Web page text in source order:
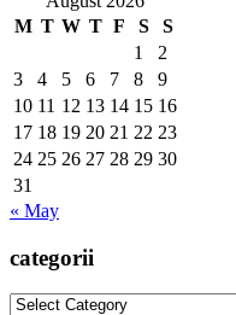
M T W T F S
S
1
2
3
4 5 6 7 8
9
10 11 12 13 14 15 16
17 18 19 20 21 22 23
24 25 26 27 28 29 30
31
« May
categorii
categorii